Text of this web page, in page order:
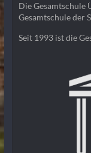
Die Gesamtschule
Gesamtschule der
Seit 1993 ist die